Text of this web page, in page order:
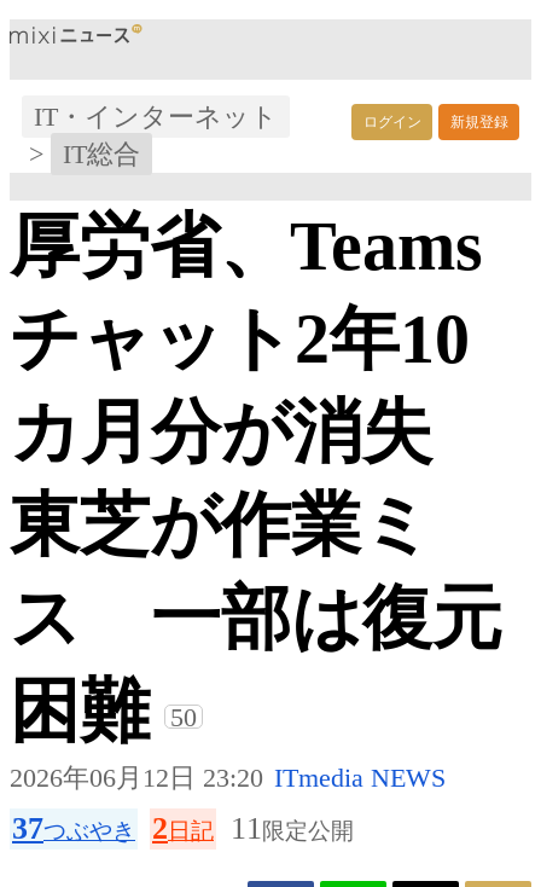
ログイン 新規登録
IT・インターネット
>
IT総合
厚労省、Teams
チャット2年10
カ月分が消失
東芝が作業ミ
ス 一部は復元
困難
50
2026年06月12日 23:20 ITmedia NEWS
37つぶやき 2日記 11 限定公開